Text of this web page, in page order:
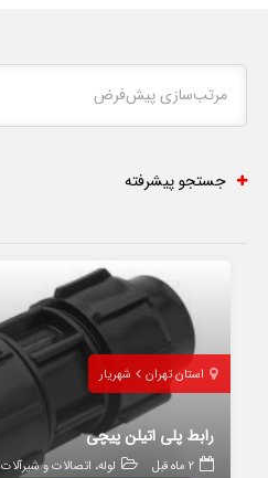
مرتب‌سازی پیش‌فرض
جستجو پیشرفته
استان تهران شهریار
رابط پلی اتیلن پیچی
2 ماه قبل لوله، اتصالات و شیرآلات